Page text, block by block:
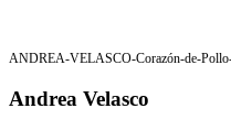
ANDREA-VELASCO-Corazón-de-
Andrea Velasco